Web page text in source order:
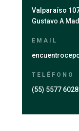
Valparaíso
Gustavo A
EMAIL
TELÉFONO
(55) 5577 6028